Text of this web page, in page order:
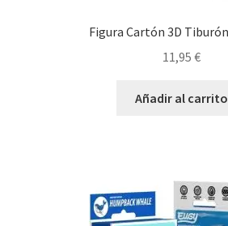
Figura Cartón 3D
11,95 €
Añadir al carrito